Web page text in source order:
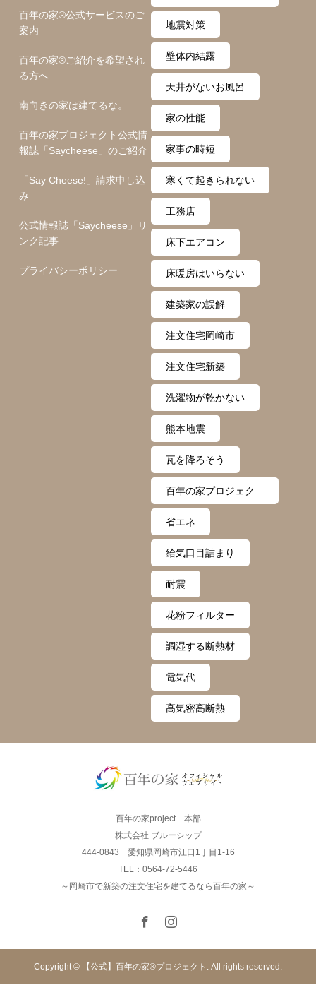
百年の家®️公式サービスのご
案内
百年の家®️ご紹介を希望され
る方へ
南向きの家は建てるな。
百年の家プロジェクト公式情
報誌「Saycheese」のご紹介
「Say Cheese!」請求申し込
み
公式情報誌「Saycheese」リ
ンク記事
プライバシーポリシー
い
地震対策
壁体内結露
天井がないお風呂
家の性能
家事の時短
寒くて起きられない
工務店
床下エアコン
床暖房はいらない
建築家の誤解
注文住宅岡崎市
注文住宅新築
洗濯物が乾かない
熊本地震
瓦を降ろそう
百年の家プロジェク
ト
省エネ
給気口目詰まり
耐震
花粉フィルター
調湿する断熱材
電気代
高気密高断熱
百年の家project 本部
株式会社 ブルーシップ
444-0843 愛知県岡崎市江口1丁目1-16
TEL：0564-72-5446
～岡崎市で新築の注文住宅を建てるなら百年の家～
Copyright © 【公式】百年の家®︎プロジェクト. All rights reserved.